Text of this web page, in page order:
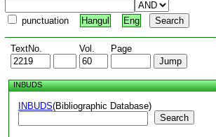
punctuation Hangul Eng
TextNo. Vol. Page
INBUDS
INBUDS(Bibliographic Database)
Search